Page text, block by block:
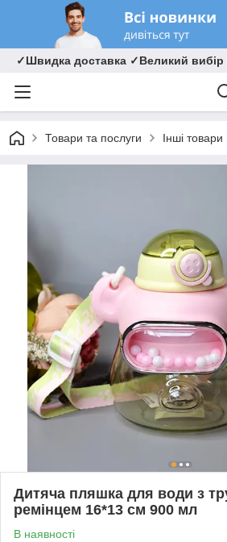
✓Швидка доставка ✓Великий вибір
Товари та послуги Інші товари
Дитяча пляшка для води з
ремінцем 16*13 см 900 мл
В наявності